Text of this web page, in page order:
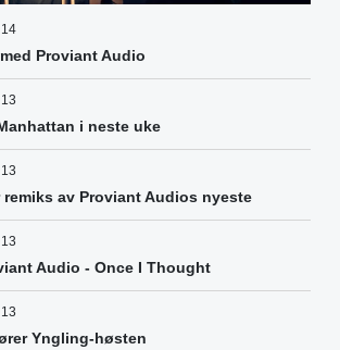
Proviant Audio
i neste uke
av Proviant Audios nyeste
Audio - Once I Thought
Yngling-høsten